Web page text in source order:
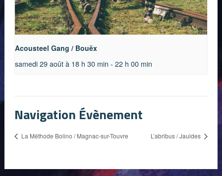
Acousteel Gang / Bouëx
samedi 29 août à 18 h 30 min - 22 h 00 min
Navigation Évènement
La Méthode Bolino / Magnac-sur-Touvre L’abribus / Jauldes